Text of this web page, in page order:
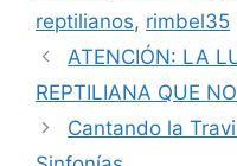
reptilianos, rimbel35
ATENCIÓN: LA
REPTILIANA QUE
Cantando la